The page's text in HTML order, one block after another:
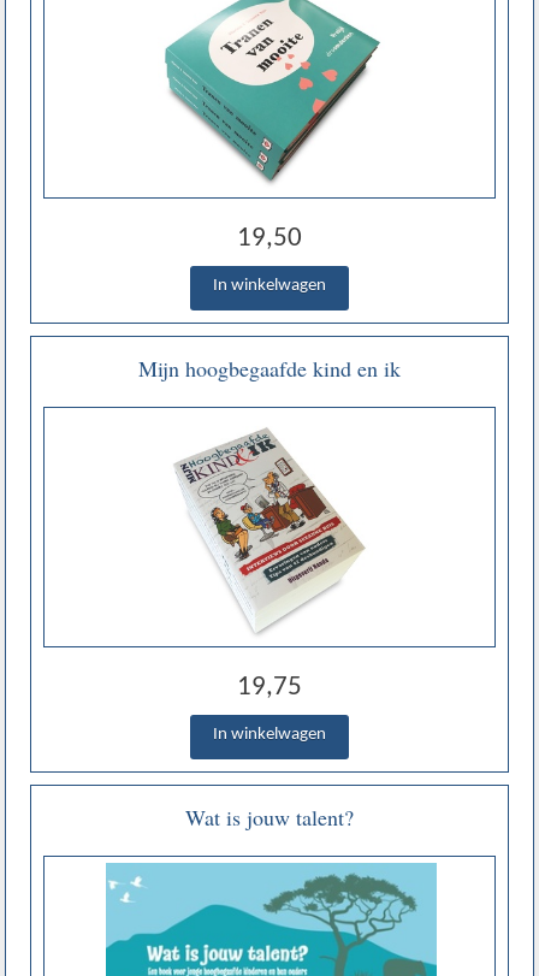
19,50
Mijn hoogbegaafde kind en ik
19,75
Wat is jouw talent?